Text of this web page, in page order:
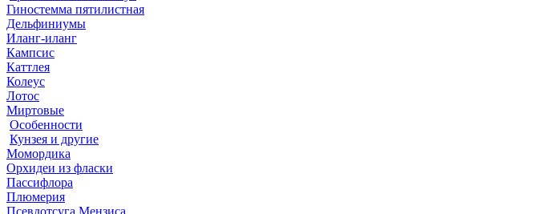
Гиностемма пятилистная
Дельфиниумы
Иланг-иланг
Кампсис
Каттлея
Колеус
Лотос
Миртовые
Особенности
Кунзея и другие
Момордика
Орхидеи из фласки
Пассифлора
Плюмерия